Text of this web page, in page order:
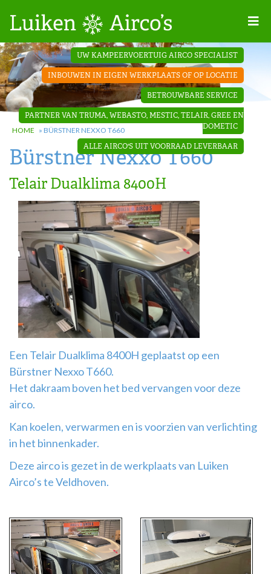
Projecten
Contact
Dakopbouw
airco’s
‘Onder de
bank’ airco’s
‘Teleco
Ultra
Comfort ‘
airco
Airco
montage
UW KAMPEERVOERTUIG AIRCO SPECIALIST
INBOUWEN IN EIGEN WERKPLAATS OF OP LOCATIE
BETROUWBARE SERVICE
PARTNER VAN TRUMA, WEBASTO, MESTIC, TELAIR, GREE EN
DOMETIC
ALLE AIRCO'S UIT VOORRAAD LEVERBAAR
HOME » BÜRSTNER NEXXO T660
Bürstner Nexxo T660
Telair Dualklima 8400H
Een Telair Dualklima 8400H geplaatst op een
Bürstner Nexxo T660.
Het dakraam boven het bed vervangen voor deze
airco.
Kan koelen, verwarmen en is voorzien van verlichting
in het binnenkader.
Deze airco is gezet in de werkplaats van Luiken
Airco’s te Veldhoven.